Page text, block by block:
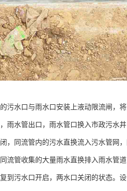
污水口与雨水口安装上液动限流闸，
雨水管出口，雨水管口换入市政污水
，同流管内的污水直换流入污水管网
流管收集的大量雨水直换排入雨水管
到污水口开启，两水口关闭的状态。